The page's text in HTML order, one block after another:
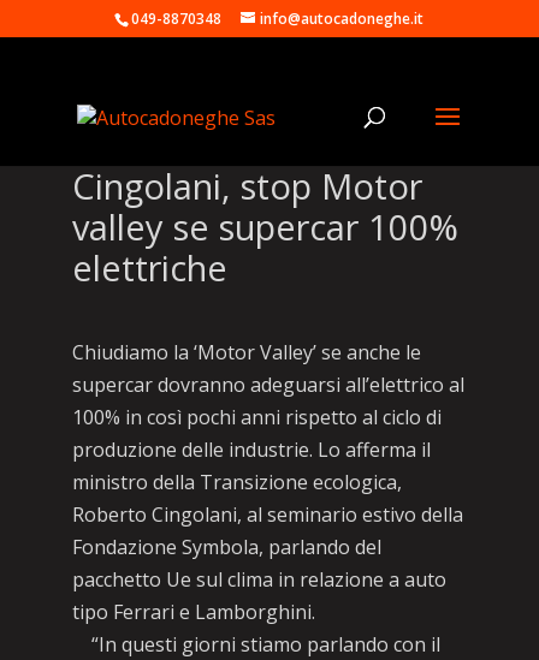
049-8870348 info@autocadoneghe.it
Cingolani, stop Motor
valley se supercar 100%
elettriche
Chiudiamo la ‘Motor Valley’ se anche le
supercar dovranno adeguarsi all’elettrico al
100% in così pochi anni rispetto al ciclo di
produzione delle industrie. Lo afferma il
ministro della Transizione ecologica,
Roberto Cingolani, al seminario estivo della
Fondazione Symbola, parlando del
pacchetto Ue sul clima in relazione a auto
tipo Ferrari e Lamborghini.
“In questi giorni stiamo parlando con il